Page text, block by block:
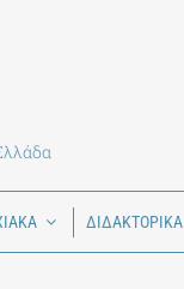
ΔΙΔΑΚΤΟΡΙΚΑ